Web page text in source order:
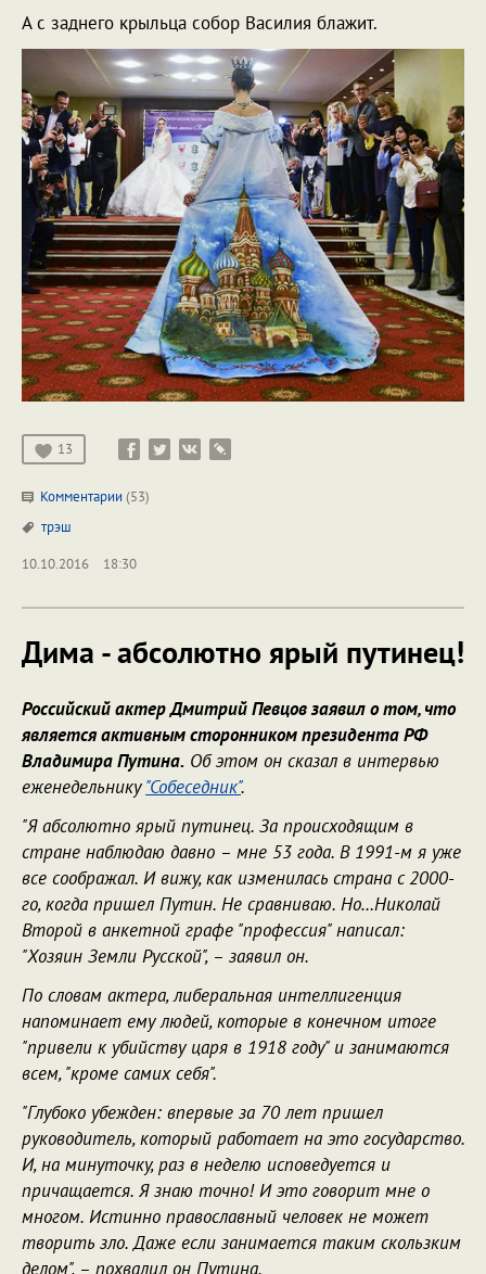
А с заднего крыльца собор Василия блажит.
13
Комментарии (53)
трэш
10.10.2016
18:30
Дима - абсолютно ярый путинец!
Российский актер Дмитрий Певцов заявил о том, что
является активным сторонником президента РФ
Владимира Путина. Об этом он сказал в интервью
еженедельнику"Собеседник".
"Я абсолютно ярый путинец. За происходящим в
стране наблюдаю давно – мне 53 года. В 1991-м я уже
все соображал. И вижу, как изменилась страна с 2000-
го, когда пришел Путин. Не сравниваю. Но…Николай
Второй в анкетной графе "профессия" написал:
"Хозяин Земли Русской", – заявил он.
По словам актера, либеральная интеллигенция
напоминает ему людей, которые в конечном итоге
"привели к убийству царя в 1918 году" и занимаются
всем, "кроме самих себя".
"Глубоко убежден: впервые за 70 лет пришел
руководитель, который работает на это государство.
И, на минуточку, раз в неделю исповедуется и
причащается. Я знаю точно! И это говорит мне о
многом. Истинно православный человек не может
творить зло. Даже если занимается таким скользким
делом", – похвалил он Путина.